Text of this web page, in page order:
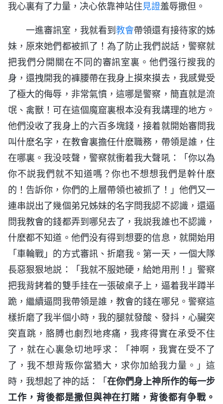
我心裏有了力量，决心依靠神站住見證羞辱撒但。
一進審訊室，我就看到 教會帶領還有接待家的姊
妹，原來她們都被抓了！為了防止我們説話，警察就
把我們分開關在不同的審訊室裏。他們强行搜我的
身，還拽開我的褲腰帶在我身上摸來摸去，我感覺受
了極大的侮辱，非常氣憤，這哪是警察，簡直就是流
氓、禽獸！可在這個魔窟裏根本没有我講理的地方。
他們没收了我身上的六百多塊錢，接着就開始審問我
叫什麽名字，在教會裏擔任什麽職務，帶領是誰，住
在哪裏。我没吱聲，警察就衝着我大聲吼：「你以為
你不説我們就不知道嗎？你也不想想我們是幹什麽
的！告訴你，你們的上層帶領也被抓了！」他們又一
連串説出了幾個弟兄姊妹的名字問我認不認識，還逼
問我教會的錢都弄到哪兒去了，我説我誰也不認識，
什麽都不知道。他們没有得到想要的信息，就開始用
「車輪戰」的方式審訊、折磨我。第一天，一個大隊
長惡狠狠地説：「我就不服她硬，給她用刑！」警察
把我背銬着的雙手挂在一張破桌子上，逼着我半蹲半
跪，繼續逼問我帶領是誰，教會的錢在哪兒。警察這
樣折磨了我半個小時，我的腿就發酸、發抖，心臟突
突直跳，胳膊也劇烈地疼痛，我疼得實在承受不住
了，就在心裏急切地呼求：「神啊，我實在受不了
了，我不想背叛你當猶大，求你加給我力量。」這
時，我想起了神的話：「在你們身上神所作的每一步
工作，背後都是撒但與神在打賭，背後都有争戰。